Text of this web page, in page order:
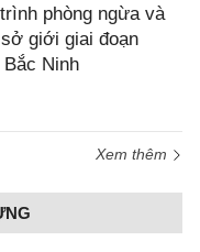
phòng ngừa và
giới giai đoạn
Ninh
Xem thêm